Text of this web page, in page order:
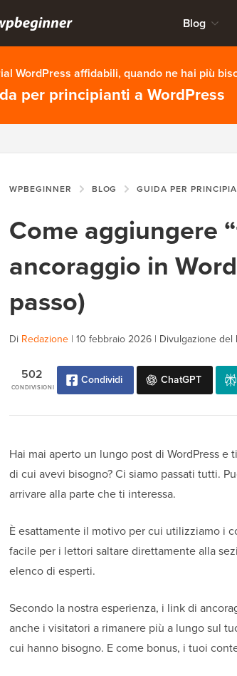
Blog
WordPress affidabili, quando ne hai più
per principianti a WordPress
WPBEGINNER BLOG GUIDA PER
Come aggiungere
ancoraggio in
passo)
Di Redazione | 10 febbraio 2026 | Divulgazione del
CONDIVISIONI
502 Condividi ChatGPT
Hai mai aperto un lungo post di WordPress
di cui avevi bisogno? Ci siamo passati tutti.
arrivare alla parte che ti interessa.
È esattamente il motivo per cui utilizziamo i
facile per i lettori saltare direttamente alla
elenco di esperti.
Secondo la nostra esperienza, i link di
anche i visitatori a rimanere più a lungo sul
cui hanno bisogno. E come bonus, i tuoi